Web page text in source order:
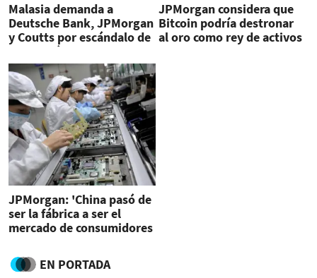
Malasia demanda a
Deutsche Bank, JPMorgan
y Coutts por escándalo de
corrupción en fondo 1MDB
JPMorgan considera que
Bitcoin podría destronar
al oro como rey de activos
JPMorgan: 'China pasó de
ser la fábrica a ser el
mercado de consumidores
EN PORTADA